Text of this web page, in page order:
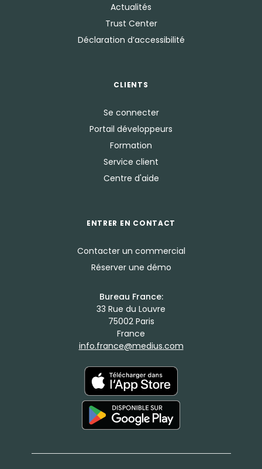
Actualités
Trust Center
Déclaration d’accessibilité
CLIENTS
Se connecter
Portail développeurs
Formation
Service client
Centre d'aide
ENTRER EN CONTACT
Contacter un commercial
Réserver une démo
Bureau France:
33 Rue du Louvre
75002 Paris
France
info.france@medius.com